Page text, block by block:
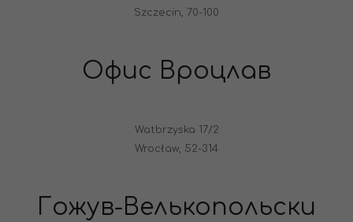
Szczecin, 70-100
Офис Вроцлав
Watbrzyska 17/2
Wrocław, 52-314
Гожув-Велькопольски